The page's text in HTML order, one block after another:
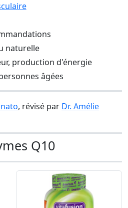
naturelle
production d'énergie
âgées
, révisé par Dr. Amélie
Q10